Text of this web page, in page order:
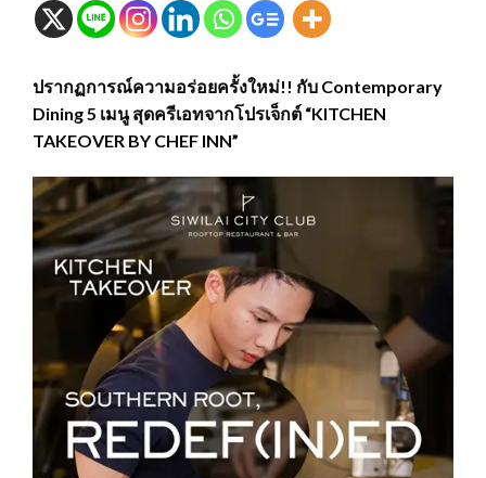
ปรากฏการณ์ความอร่อยครั้งใหม่!! กับ Contemporary
Dining 5 เมนู สุดครีเอทจากโปรเจ็กต์ “KITCHEN
TAKEOVER BY CHEF INN”